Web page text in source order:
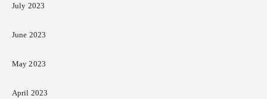
July 2023
June 2023
May 2023
April 2023